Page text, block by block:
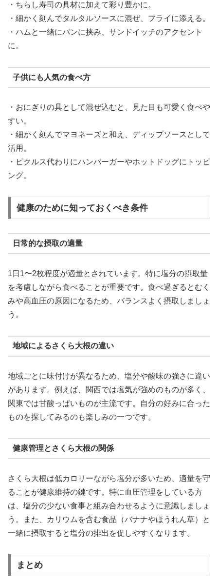
・ちらし寿司の具材に加えて彩り豊かに。
・細かく刻んでタルタルソースに混ぜ、フライに添える。
・ハムと一緒にパンに挟み、サンドイッチのアクセント
に。
子供にも人気の食べ方
・おにぎりの具として混ぜ込むと、見た目も可愛く食べや
すい。
・細かく刻んでマヨネーズと和え、ディップソースとして
活用。
・ピクルス代わりにハンバーガーやホットドッグにトッピ
ング。
健康のために知っておくべき条件
日常的な摂取の適量
1日1〜2枚程度が適量とされています。特に塩分の摂取量
を考慮しながら食べることが重要です。食べ過ぎるとむく
みや高血圧の原因になるため、バランスよく摂取しましょ
う。
地域によるさくら大根の違い
地域ごとに味付けが異なるため、塩分や酸味の強さに違い
があります。例えば、関西では塩気が強めのものが多く、
関東では甘酸っぱいものが主流です。自分の好みに合った
ものを探してみるのも楽しみの一つです。
健康管理とさくら大根の関係
さくら大根は低カロリーながら塩分が多いため、適量を守
ることが健康維持の鍵です。特に血圧管理をしている方
は、塩分の少ない食事と組み合わせるように意識しましょ
う。また、カリウムを含む食品（バナナやほうれん草）と
一緒に摂取すると塩分の排出を促しやすくなります。
まとめ